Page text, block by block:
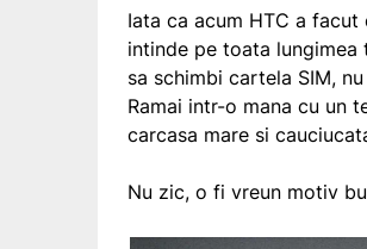
Iata ca acum HTC a
intinde pe toata lungimea
sa schimbi cartela SIM,
Ramai intr-o mana cu un
carcasa mare si
Nu zic, o fi vreun motiv